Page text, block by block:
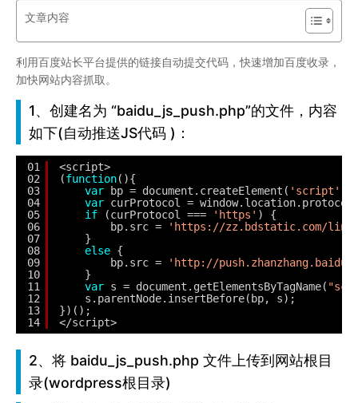
文章内容
利用百度站长平台提供的链接自动提交代码，快速增加百度收录，
加快网站内容抓取。
1、创建名为 “baidu_js_push.php”的文件，内容
如下(自动推送JS代码 )：
01
02
03
04
05
06
07
08
09
10
11
12
13
14
<script>
(function(){
var bp = document.createElement( 'script'
var curProtocol =
if
(curProtocol === 'https' ) {
bp.src =
' https://zz.bdstatic.com/
}
else {
bp.src =
' http://
}
var s = document.getElementsByTagName(
s.parentNode.insertBefore(bp, s);
})();
</script>
2、将 baidu_js_push.php 文件上传到网站根目
录(wordpress根目录)